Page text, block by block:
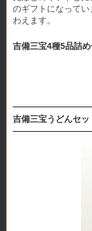
のギフトになって
わえます。
吉備三宝4種5品詰
吉備三宝うどんセ